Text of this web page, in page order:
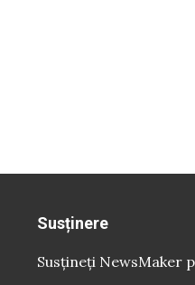
Susținere
Susțineți NewsMaker